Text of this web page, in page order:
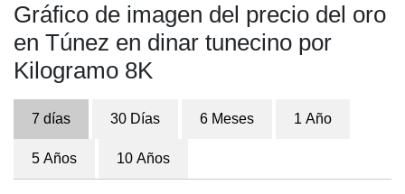
Gráfico de imagen del precio del oro
en Túnez en dinar tunecino por
Kilogramo 8K
7 días 30 Días 6 Meses 1 Año
5 Años 10 Años